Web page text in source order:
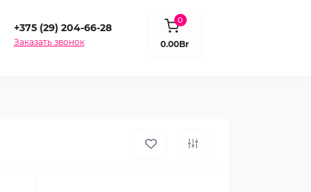
+375 (29) 204-66-28
Заказать звонок
0
0.00Br